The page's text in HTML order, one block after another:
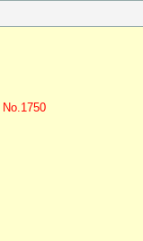
No.1750